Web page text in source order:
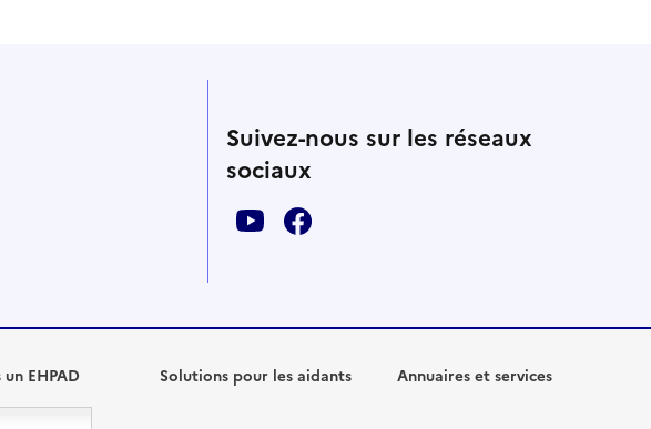
Suivez-nous sur les réseaux
sociaux
EHPAD Solutions pour les aidants Annuaires et services